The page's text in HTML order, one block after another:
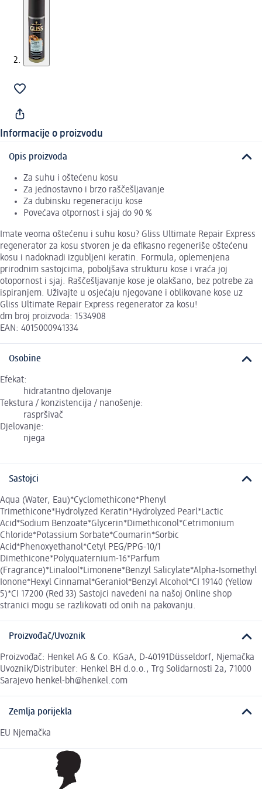
Informacije o proizvodu
Opis proizvoda
Za suhu i oštećenu kosu
Za jednostavno i brzo raščešljavanje
Za dubinsku regeneraciju kose
Povećava otpornost i sjaj do 90 %
Imate veoma oštećenu i suhu kosu? Gliss Ultimate Repair Express
regenerator za kosu stvoren je da efikasno regeneriše oštećenu
kosu i nadoknadi izgubljeni keratin. Formula, oplemenjena
prirodnim sastojcima, poboljšava strukturu kose i vraća joj
otopornost i sjaj. Raščešljavanje kose je olakšano, bez potrebe za
ispiranjem. Uživajte u osjećaju njegovane i oblikovane kose uz
Gliss Ultimate Repair Express regenerator za kosu!
dm broj proizvoda: 1534908
EAN: 4015000941334
Osobine
Efekat:
hidratantno djelovanje
Tekstura / konzistencija / nanošenje:
raspršivač
Djelovanje:
njega
Sastojci
Aqua (Water, Eau)*Cyclomethicone*Phenyl
Trimethicone*Hydrolyzed Keratin*Hydrolyzed Pearl*Lactic
Acid*Sodium Benzoate*Glycerin*Dimethiconol*Cetrimonium
Chloride*Potassium Sorbate*Coumarin*Sorbic
Acid*Phenoxyethanol*Cetyl PEG/PPG-10/1
Dimethicone*Polyquaternium-16*Parfum
(Fragrance)*Linalool*Limonene*Benzyl Salicylate*Alpha-Isomethyl
Ionone*Hexyl Cinnamal*Geraniol*Benzyl Alcohol*CI 19140 (Yellow
5)*CI 17200 (Red 33) Sastojci navedeni na našoj Online shop
stranici mogu se razlikovati od onih na pakovanju.
Proizvođač/Uvoznik
Proizvođač: Henkel AG & Co. KGaA, D-40191Düsseldorf, Njemačka
Uvoznik/Distributer: Henkel BH d.o.o., Trg Solidarnosti 2a, 71000
Sarajevo henkel-bh@henkel.com
Zemlja porijekla
EU Njemačka